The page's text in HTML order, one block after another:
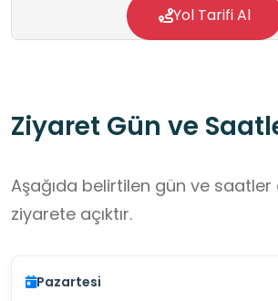
Yol Tarifi Al
Ziyaret Gün ve
Aşağıda belirtilen gün ve saatler
ziyarete açıktır.
Pazartesi